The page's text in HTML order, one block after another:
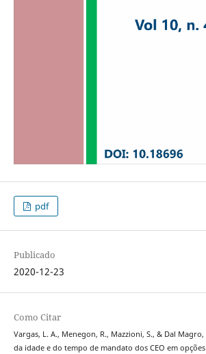
pdf
Publicado
2020-12-23
Como Citar
Vargas, L. A., Menegon, R., Mazzioni, S., & Dal
da idade e do tempo de mandato dos CEO em